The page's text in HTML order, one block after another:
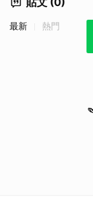
最新 熱門